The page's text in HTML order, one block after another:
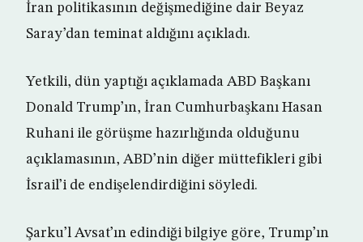
İran politikasının değişmediğine dair Beyaz
Saray’dan teminat aldığını açıkladı.
Yetkili, dün yaptığı açıklamada ABD Başkanı
Donald Trump’ın, İran Cumhurbaşkanı Hasan
Ruhani ile görüşme hazırlığında olduğunu
açıklamasının, ABD’nin diğer müttefikleri gibi
İsrail’i de endişelendirdiğini söyledi.
Şarku’l Avsat’ın edindiği bilgiye göre, Trump’ın